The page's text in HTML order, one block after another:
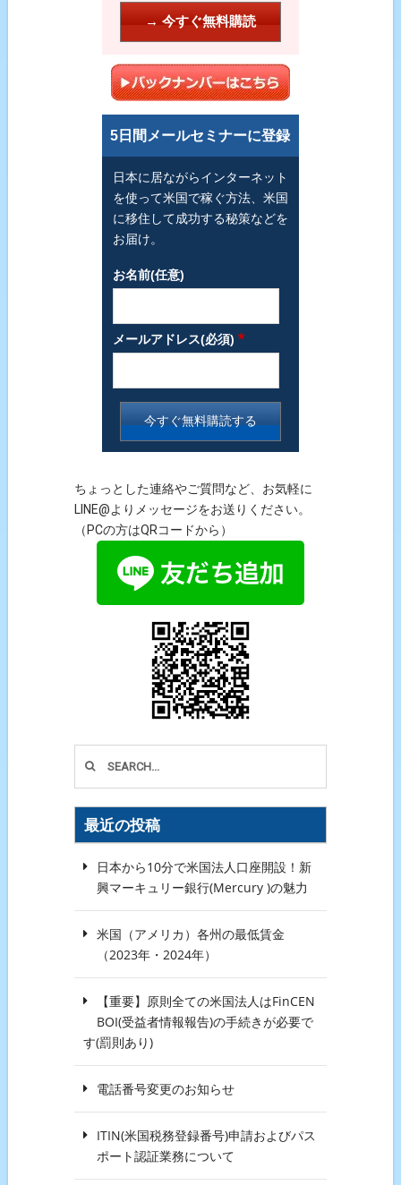
5日間メールセミナーに登録
日本に居ながらインターネット
を使って米国で稼ぐ方法、米国
に移住して成功する秘策などを
お届け。
お名前(任意)
メールアドレス(必須) *
ちょっとした連絡やご質問など、お気軽に
LINE@よりメッセージをお送りください。
（PCの方はQRコードから）
最近の投稿
日本から10分で米国法人口座開設！新
興マーキュリー銀行(Mercury )の魅力
米国（アメリカ）各州の最低賃金
（2023年・2024年）
【重要】原則全ての米国法人はFinCEN
BOI(受益者情報報告)の手続きが必要で
す(罰則あり)
電話番号変更のお知らせ
ITIN(米国税務登録番号)申請およびパス
ポート認証業務について